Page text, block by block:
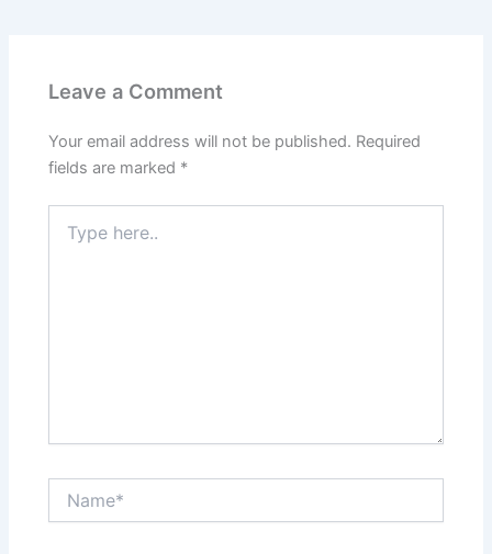
Leave a Comment
Your email address will not be published. Required
fields are marked *
here..